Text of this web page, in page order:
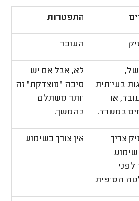
התפטרות
העובד
בעייתית
או
במשרד.
לא, אבל אם יש
סיבה "מוצדקת" זה
יותר משתלם
בהמשך.
צריך
לפני
הסופית
אין צורך בשימוע